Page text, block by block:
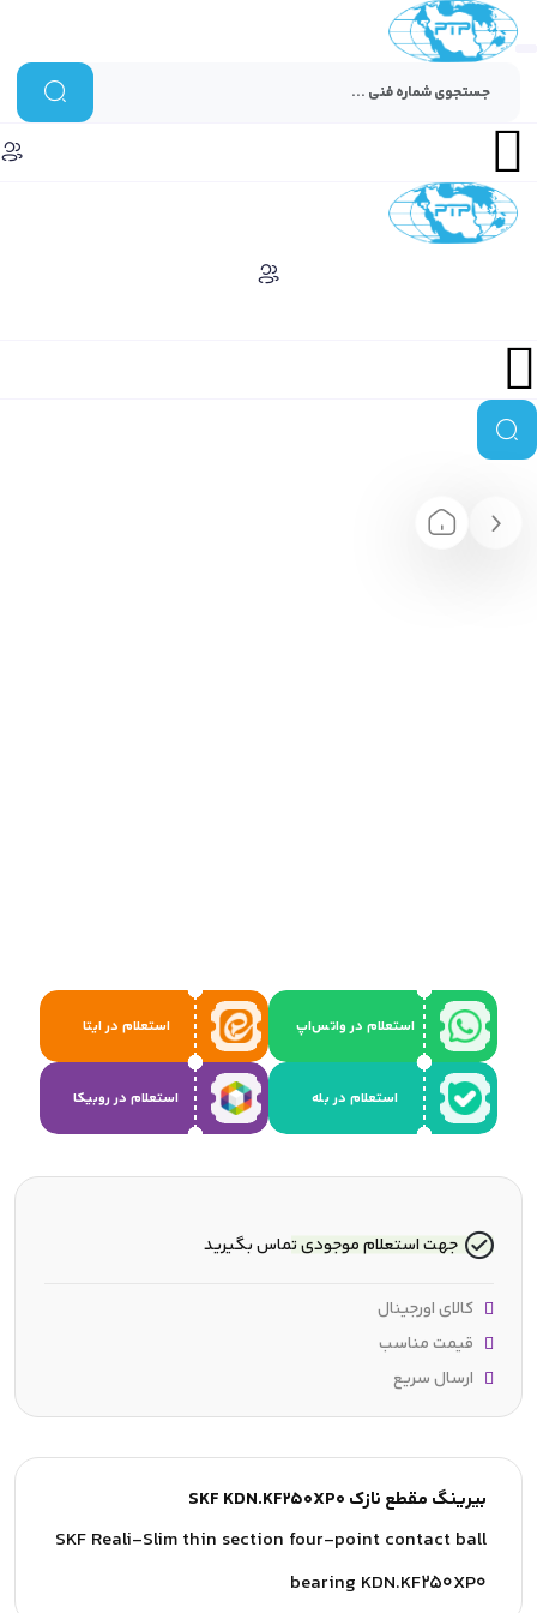
استعلام در واتس‌اپ استعلام در ایتا
استعلام در بله استعلام در روبیکا
بیرینگ مقطع نازک SKF KDN.KF250XP0
SKF Reali-Slim thin section four-point contact ball
bearing KDN.KF250XP0
جهت استعلام موجودی تماس بگیرید
کالای اورجینال
قیمت مناسب
ارسال سریع